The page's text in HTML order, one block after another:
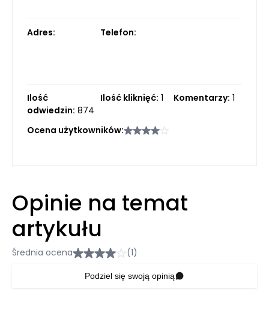
Adres: Telefon:
Ilość
odwiedzin: 874
Ilość kliknięć: 1 Komentarzy: 1
Ocena użytkowników:
Opinie na temat
artykułu
Średnia ocena (1)
Podziel się swoją opinią